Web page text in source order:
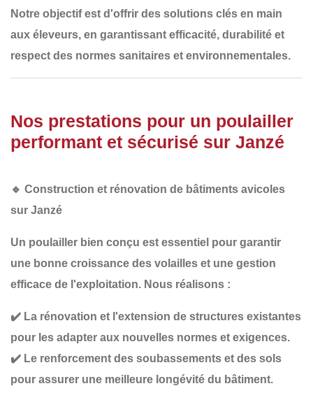
Notre objectif est d'offrir des solutions clés en main
aux éleveurs, en garantissant efficacité, durabilité et
respect des normes sanitaires et environnementales.
Nos prestations pour un poulailler
performant et sécurisé sur Janzé
🔹 Construction et rénovation de bâtiments avicoles
sur Janzé
Un poulailler bien conçu est essentiel pour garantir
une bonne croissance des volailles et une gestion
efficace de l'exploitation. Nous réalisons :
✔️ La rénovation et l'extension de structures existantes
pour les adapter aux nouvelles normes et exigences.
✔️ Le renforcement des soubassements et des sols
pour assurer une meilleure longévité du bâtiment.